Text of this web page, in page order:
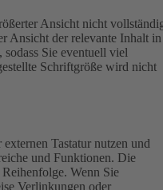
Ansicht nicht
Ansicht der relevante Inhalt in
Sie eventuell viel
Schriftgröße wird nicht
Tastatur nutzen und
und Funktionen. Die
Wenn Sie
Verlinkungen oder